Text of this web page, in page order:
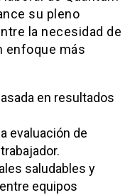
su pleno
la necesidad de
enfoque más
en resultados
evaluación de
saludables y
equipos